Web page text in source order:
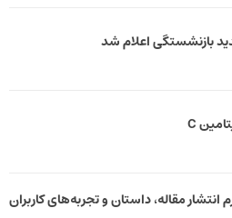
بازنشستگی اعلام شد
انتشار مقاله، داستان و تجربه‌های کاربران